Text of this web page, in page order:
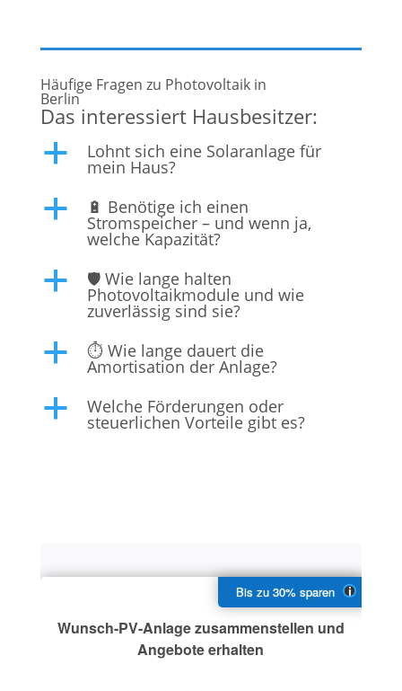
Häufige Fragen zu Photovoltaik in
Berlin
Das interessiert Hausbesitzer:
a Lohnt sich eine Solaranlage für
mein Haus?
a 🔋 Benötige ich einen
Stromspeicher – und wenn ja,
welche Kapazität?
a 🛡️ Wie lange halten
Photovoltaikmodule und wie
zuverlässig sind sie?
a ⏱️ Wie lange dauert die
Amortisation der Anlage?
a Welche Förderungen oder
steuerlichen Vorteile gibt es?
Wunsch-PV-Anlage zusammenstellen und
Angebote erhalten